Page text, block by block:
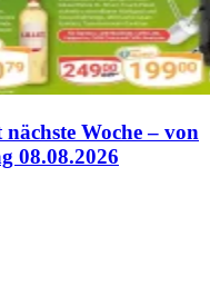
Woche – von
08.08.2026